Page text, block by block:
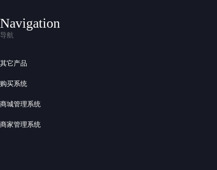
Navigation
导航
其它产品
购买系统
商城管理系统
商家管理系统